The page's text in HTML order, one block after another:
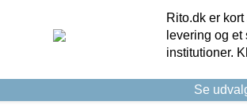
Rito.dk er
levering og
institutioner.
Se